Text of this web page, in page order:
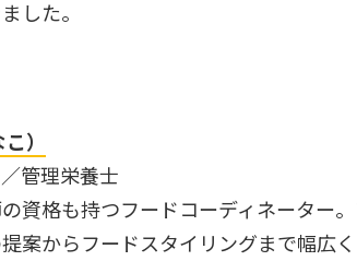
した。
）
管理栄養士
資格も持つフードコーディネーター
案からフードスタイリングまで幅広